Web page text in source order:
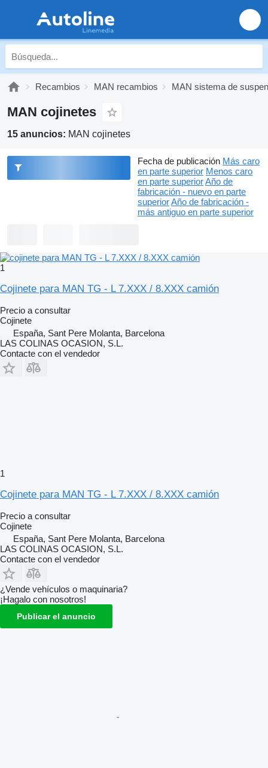
Recambios MAN recambios MAN sistema de
MAN cojinetes
15 anuncios: MAN cojinetes
Fecha de publicación Más caro
en parte superior Menos caro
en parte superiorAño de
fabricación - nuevo en parte
superiorAño de fabricación -
más antiguo en parte superior
1
Cojinete para MAN TG - L 7.XXX / 8.XXX camión
Precio a consultar
Cojinete
España, Sant Pere Molanta, Barcelona
LAS COLINAS OCASION, S.L.
Contacte con el vendedor
1
Cojinete para MAN TG - L 7.XXX / 8.XXX camión
Precio a consultar
Cojinete
España, Sant Pere Molanta, Barcelona
LAS COLINAS OCASION, S.L.
Contacte con el vendedor
¿Vende vehículos o maquinaria?
¡Hagalo con nosotros!
Publicar el anuncio